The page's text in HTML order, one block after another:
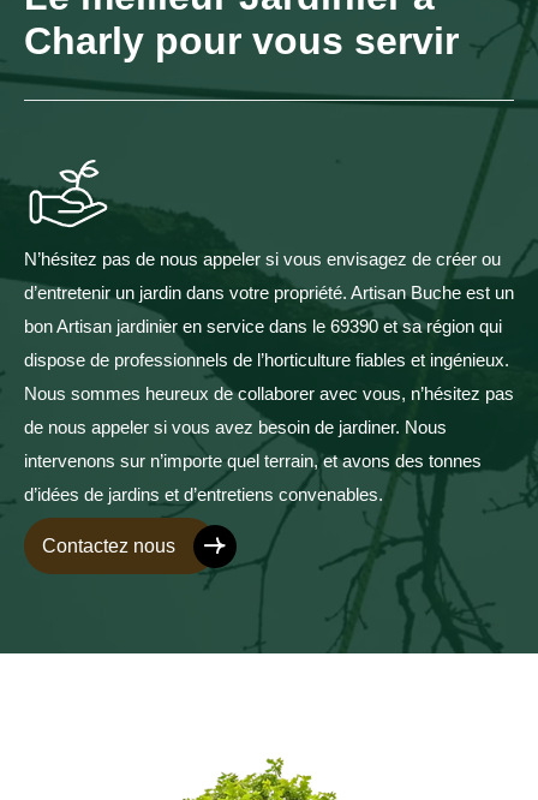
Charly pour vous servir
N’hésitez pas de nous appeler si vous envisagez de créer ou
d’entretenir un jardin dans votre propriété. Artisan Buche est un
bon Artisan jardinier en service dans le 69390 et sa région qui
dispose de professionnels de l’horticulture fiables et ingénieux.
Nous sommes heureux de collaborer avec vous, n’hésitez pas
de nous appeler si vous avez besoin de jardiner. Nous
intervenons sur n’importe quel terrain, et avons des tonnes
d’idées de jardins et d’entretiens convenables.
Contactez nous